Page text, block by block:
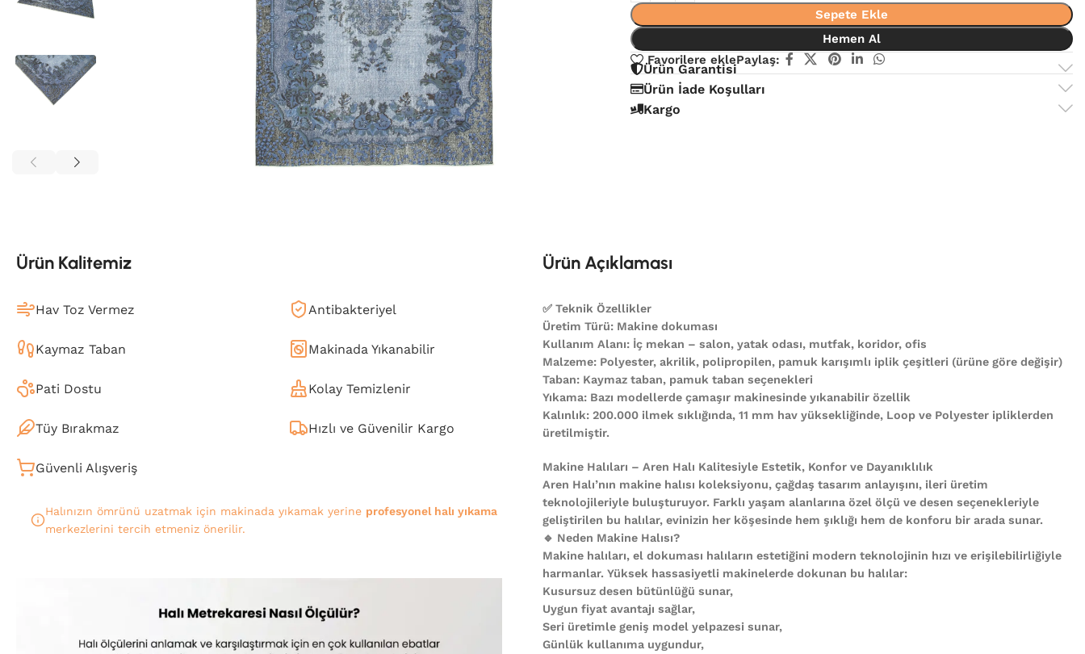
Sepete Ekle
Hemen Al
Favorilere eklePaylaş:
Ürün Garantisi
Ürün İade Koşulları
Kargo
Ürün Kalitemiz
Hav Toz Vermez Antibakteriyel
Kaymaz Taban Makinada Yıkanabilir
Pati Dostu Kolay Temizlenir
Tüy Bırakmaz Hızlı ve Güvenilir Kargo
Güvenli Alışveriş
Halınızın ömrünü uzatmak için makinada yıkamak yerine profesyonel halı yıkama
merkezlerini tercih etmeniz önerilir.
Ürün Açıklaması
✅ Teknik Özellikler
Üretim Türü: Makine dokuması
Kullanım Alanı: İç mekan – salon, yatak odası, mutfak, koridor, ofis
Malzeme: Polyester, akrilik, polipropilen, pamuk karışımlı iplik çeşitleri (ürüne göre değişir)
Taban: Kaymaz taban, pamuk taban seçenekleri
Yıkama: Bazı modellerde çamaşır makinesinde yıkanabilir özellik
Kalınlık: 200.000 ilmek sıklığında, 11 mm hav yüksekliğinde, Loop ve Polyester ipliklerden
üretilmiştir.
Makine Halıları – Aren Halı Kalitesiyle Estetik, Konfor ve Dayanıklılık
Aren Halı’nın makine halısı koleksiyonu, çağdaş tasarım anlayışını, ileri üretim
teknolojileriyle buluşturuyor. Farklı yaşam alanlarına özel ölçü ve desen seçenekleriyle
geliştirilen bu halılar, evinizin her köşesinde hem şıklığı hem de konforu bir arada sunar.
🔹 Neden Makine Halısı?
Makine halıları, el dokuması halıların estetiğini modern teknolojinin hızı ve erişilebilirliğiyle
harmanlar. Yüksek hassasiyetli makinelerde dokunan bu halılar:
Kusursuz desen bütünlüğü sunar,
Uygun fiyat avantajı sağlar,
Seri üretimle geniş model yelpazesi sunar,
Günlük kullanıma uygundur,